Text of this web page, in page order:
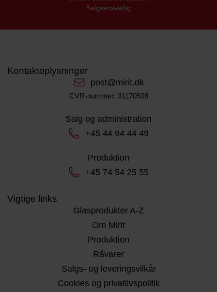
Salgsansvarlig
Kontaktoplysninger
post@mirit.dk
CVR-nummer: 31170508
Salg og administration
+45 44 94 44 49
Produktion
+45 74 54 25 55
Vigtige links
Glasprodukter A-Z
Om Mirit
Produktion
Råvarer
Salgs- og leveringsvilkår
Cookies og privatlivspolitik